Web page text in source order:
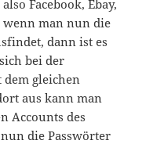
Facebook, Ebay,
wenn man nun die
dann ist es
bei der
dem gleichen
aus kann man
Accounts des
die Passwörter